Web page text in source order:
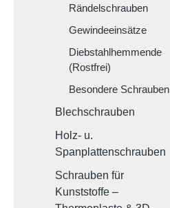
Rändelschrauben
Gewindeeinsätze
Diebstahlhemmende
(Rostfrei)
Besondere Schrauben
Blechschrauben
Holz- u.
Spanplattenschrauben
Schrauben für
Kunststoffe –